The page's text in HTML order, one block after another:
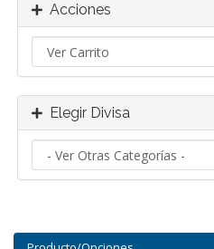
Acciones
Elegir Divisa